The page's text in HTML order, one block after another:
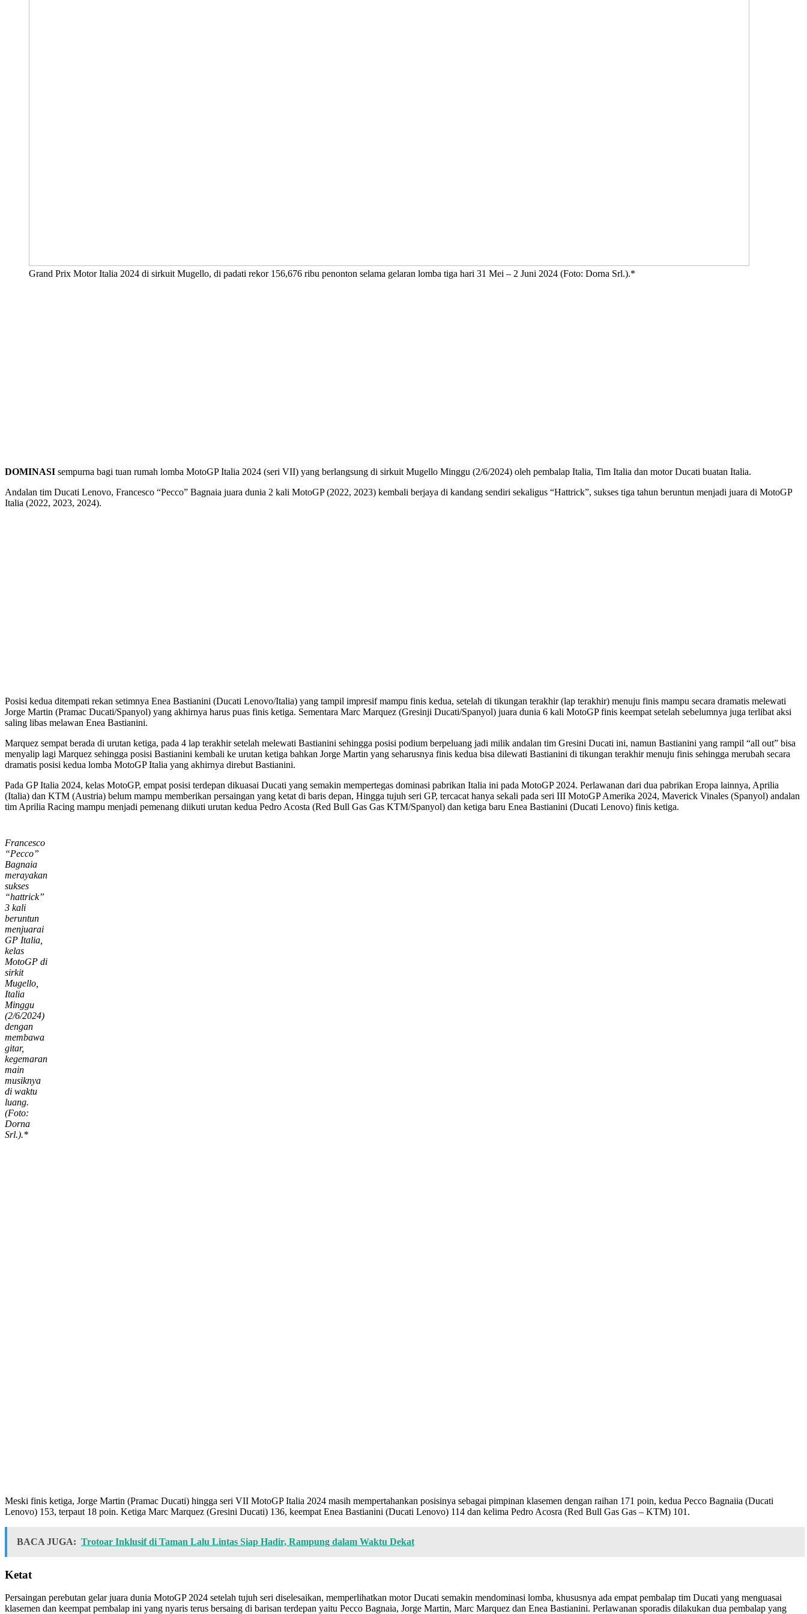
Grand Prix Motor Italia 2024 di sirkuit Mugello, di padati rekor 156,676 ribu penonton selama gelaran lomba tiga hari 31 Mei – 2 Juni 2024 (Foto: Dorna Srl.).*
DOMINASI sempurna bagi tuan rumah lomba MotoGP Italia 2024 (seri VII) yang berlangsung di sirkuit Mugello Minggu (2/6/2024) oleh pembalap Italia, Tim Italia dan motor Ducati buatan Italia.
Andalan tim Ducati Lenovo, Francesco “Pecco” Bagnaia juara dunia 2 kali MotoGP (2022, 2023) kembali berjaya di kandang sendiri sekaligus “Hattrick”, sukses tiga tahun beruntun menjadi juara di MotoGP
Italia (2022, 2023, 2024).
Posisi kedua ditempati rekan setimnya Enea Bastianini (Ducati Lenovo/Italia) yang tampil impresif mampu finis kedua, setelah di tikungan terakhir (lap terakhir) menuju finis mampu secara dramatis melewati
Jorge Martin (Pramac Ducati/Spanyol) yang akhirnya harus puas finis ketiga. Sementara Marc Marquez (Gresinji Ducati/Spanyol) juara dunia 6 kali MotoGP finis keempat setelah sebelumnya juga terlibat aksi
saling libas melawan Enea Bastianini.
Marquez sempat berada di urutan ketiga, pada 4 lap terakhir setelah melewati Bastianini sehingga posisi podium berpeluang jadi milik andalan tim Gresini Ducati ini, namun Bastianini yang rampil “all out” bisa
menyalip lagi Marquez sehingga posisi Bastianini kembali ke urutan ketiga bahkan Jorge Martin yang seharusnya finis kedua bisa dilewati Bastianini di tikungan terakhir menuju finis sehingga merubah secara
dramatis posisi kedua lomba MotoGP Italia yang akhirnya direbut Bastianini.
Pada GP Italia 2024, kelas MotoGP, empat posisi terdepan dikuasai Ducati yang semakin mempertegas dominasi pabrikan Italia ini pada MotoGP 2024. Perlawanan dari dua pabrikan Eropa lainnya, Aprilia
(Italia) dan KTM (Austria) belum mampu memberikan persaingan yang ketat di baris depan, Hingga tujuh seri GP, tercacat hanya sekali pada seri III MotoGP Amerika 2024, Maverick Vinales (Spanyol) andalan
tim Aprilia Racing mampu menjadi pemenang diikuti urutan kedua Pedro Acosta (Red Bull Gas Gas KTM/Spanyol) dan ketiga baru Enea Bastianini (Ducati Lenovo) finis ketiga.
Francesco
“Pecco”
Bagnaia
merayakan
sukses
“hattrick”
3 kali
beruntun
menjuarai
GP Italia,
kelas
MotoGP di
sirkit
Mugello,
Italia
Minggu
(2/6/2024)
dengan
membawa
gitar,
kegemaran
main
musiknya
di waktu
luang.
(Foto:
Dorna
Srl.).*
Meski finis ketiga, Jorge Martin (Pramac Ducati) hingga seri VII MotoGP Italia 2024 masih mempertahankan posisinya sebagai pimpinan klasemen dengan raihan 171 poin, kedua Pecco Bagnaiia (Ducati
Lenovo) 153, terpaut 18 poin. Ketiga Marc Marquez (Gresini Ducati) 136, keempat Enea Bastianini (Ducati Lenovo) 114 dan kelima Pedro Acosra (Red Bull Gas Gas – KTM) 101.
BACA JUGA: Trotoar Inklusif di Taman Lalu Lintas Siap Hadir, Rampung dalam Waktu Dekat
Ketat
Persaingan perebutan gelar juara dunia MotoGP 2024 setelah tujuh seri diselesaikan, memperlihatkan motor Ducati semakin mendominasi lomba, khususnya ada empat pembalap tim Ducati yang menguasai
klasemen dan keempat pembalap ini yang nyaris terus bersaing di barisan terdepan yaitu Pecco Bagnaia, Jorge Martin, Marc Marquez dan Enea Bastianini. Perlawanan sporadis dilakukan dua pembalap yang